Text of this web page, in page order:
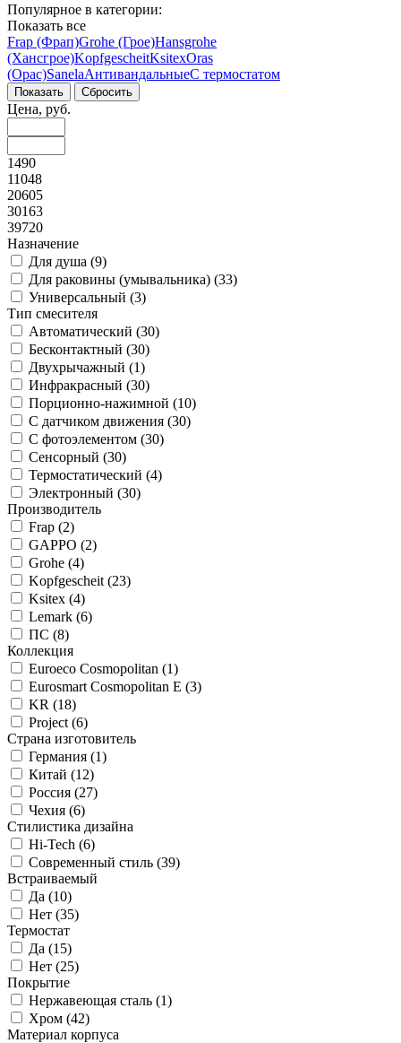
Популярное в категории:
Показать все
Frap (Фрап)Grohe (Грое)Hansgrohe
(Хансгрое)KopfgescheitKsitexOras
(Орас)SanelaАнтивандальныеС термостатом
Цена, руб.
1490
11048
20605
30163
39720
Назначение
Для душа (9)
Для раковины (умывальника) (33)
Универсальный (3)
Тип смесителя
Автоматический (30)
Бесконтактный (30)
Двухрычажный (1)
Инфракрасный (30)
Порционно-нажимной (10)
С датчиком движения (30)
С фотоэлементом (30)
Сенсорный (30)
Термостатический (4)
Электронный (30)
Производитель
Frap (2)
GAPPO (2)
Grohe (4)
Kopfgescheit (23)
Ksitex (4)
Lemark (6)
ПС (8)
Коллекция
Euroeco Cosmopolitan (1)
Eurosmart Cosmopolitan E (3)
KR (18)
Project (6)
Страна изготовитель
Германия (1)
Китай (12)
Россия (27)
Чехия (6)
Стилистика дизайна
Hi-Tech (6)
Современный стиль (39)
Встраиваемый
Да (10)
Нет (35)
Термостат
Да (15)
Нет (25)
Покрытие
Нержавеющая сталь (1)
Хром (42)
Материал корпуса